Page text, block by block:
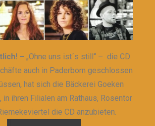
– „Ohne uns ist´s still“ – die CD
auch in Paderborn geschlossen
hat sich die Bäckerei Goeken
in ihren Filialen am Rathaus, Rosentor
die CD anzubieten.